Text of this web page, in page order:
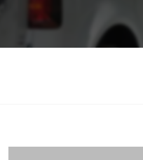
Бункерные кормушки и